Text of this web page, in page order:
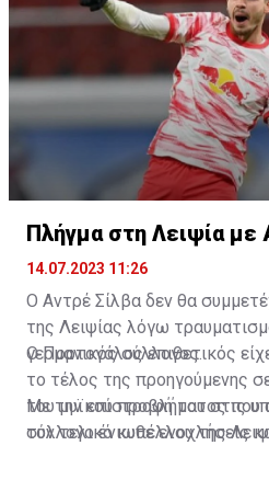
πρόσφορο έδαφος στις
Πλήγμα στη Λειψία με
14.07.2023 11:26
Ο Αντρέ Σίλβα δεν θα
της Λειψίας λόγω
γερμανικός σύλλογος.
Ο Πορτογάλος επιθετικός
το τέλος της προηγούμενης
του μυϊκού προβλήματος που
τον τελικό κυπέλλου της
Με την επιστροφή του στις
σύλλογο ένιωθε ενοχλήσεις